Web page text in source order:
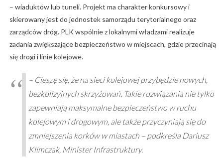
– wiaduktów lub tuneli. Projekt ma charakter konkursowy i
skierowany jest do jednostek samorządu terytorialnego oraz
zarządców dróg. PLK wspólnie z lokalnymi władzami realizuje
zadania zwiększające bezpieczeństwo w miejscach, gdzie przecinają
się drogi i linie kolejowe.
– Cieszę się, że na sieci kolejowej przybędzie nowych,
bezkolizyjnych skrzyżowań. Takie rozwiązania nie tylko
zapewniają maksymalne bezpieczeństwo w ruchu
kolejowym i drogowym, ale także przyczyniają się do
zmniejszenia korków w miastach – podkreśla Dariusz
Klimczak, Minister Infrastruktury.